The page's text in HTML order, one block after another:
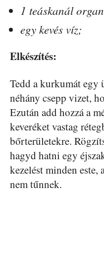
1 teáskanál
egy kevés víz;
Elkészítés:
Tedd a kurkumát egy
néhány csepp vizet,
Ezután add hozzá a
keveréket vastag
bőrterületekre.
hagyd hatni egy
kezelést minden
nem tűnnek.